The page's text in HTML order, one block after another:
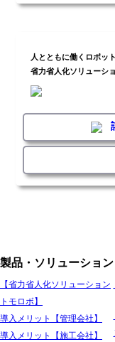
人とともに働くロボット
省力省人化ソリューシ
製品・ソリューション
【省力省人化ソリューション
トモロボ】
導入メリット【管理会社】
導入メリット【施工会社】